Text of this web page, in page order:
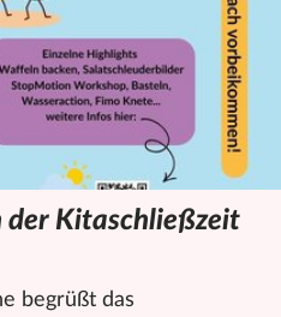
der Kitaschließzeit
begrüßt das